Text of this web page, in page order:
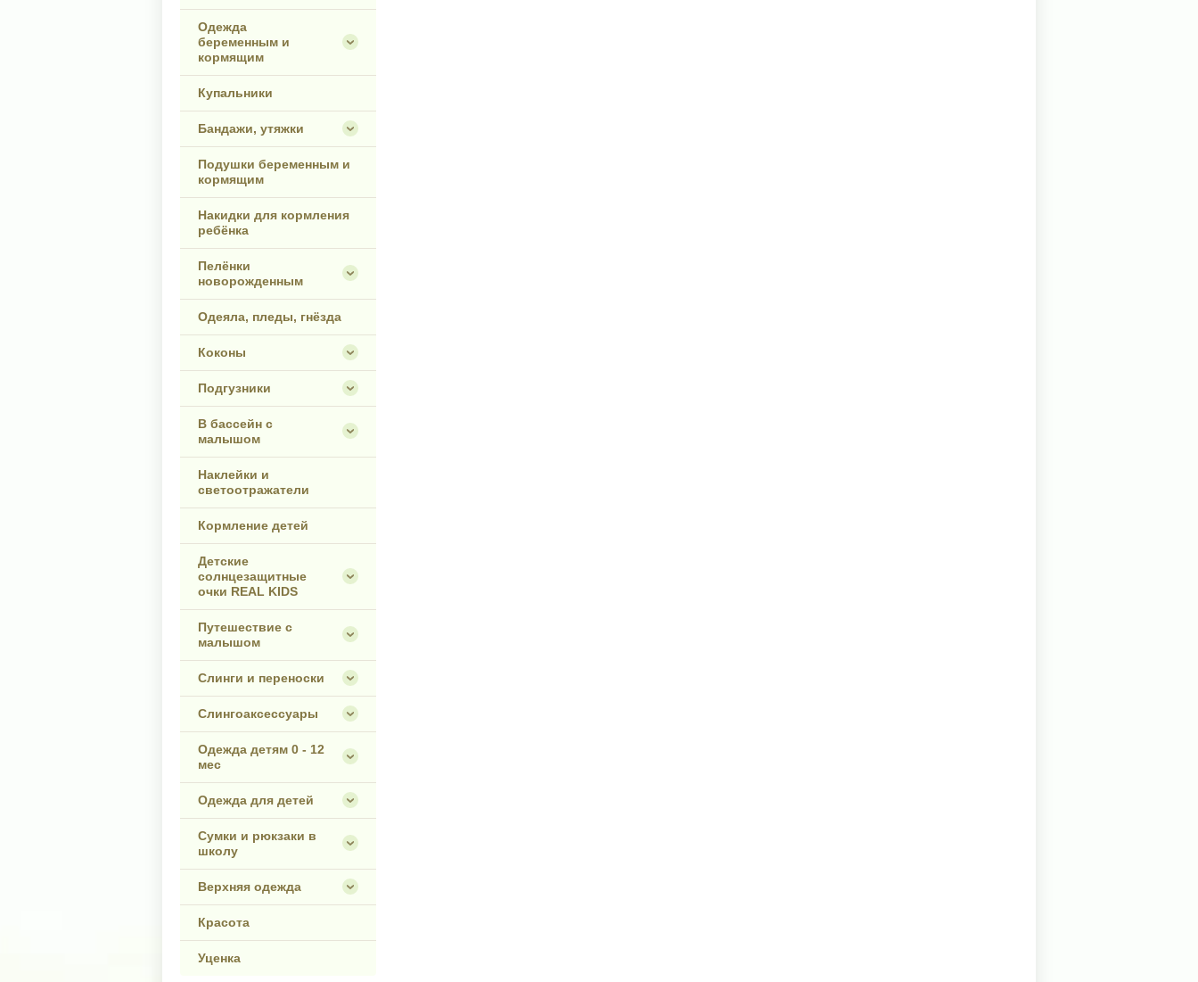
Одежда
беременным и
кормящим
Купальники
Бандажи, утяжки
Подушки беременным и
кормящим
Накидки для кормления
ребёнка
Пелёнки
новорожденным
Одеяла, пледы, гнёзда
Коконы
Подгузники
В бассейн с
малышом
Наклейки и
светоотражатели
Кормление детей
Детские
солнцезащитные
очки REAL KIDS
Путешествие с
малышом
Слинги и переноски
Слингоаксессуары
Одежда детям 0 - 12
мес
Одежда для детей
Сумки и рюкзаки в
школу
Верхняя одежда
Красота
Уценка